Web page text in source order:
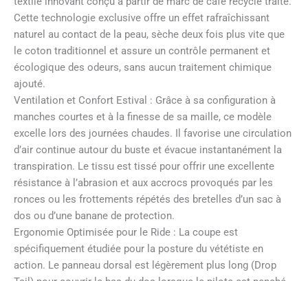
Cette technologie exclusive offre un effet rafraîchissant
naturel au contact de la peau, sèche deux fois plus vite que
le coton traditionnel et assure un contrôle permanent et
écologique des odeurs, sans aucun traitement chimique
ajouté.
Ventilation et Confort Estival : Grâce à sa configuration à
manches courtes et à la finesse de sa maille, ce modèle
excelle lors des journées chaudes. Il favorise une circulation
d’air continue autour du buste et évacue instantanément la
transpiration. Le tissu est tissé pour offrir une excellente
résistance à l’abrasion et aux accrocs provoqués par les
ronces ou les frottements répétés des bretelles d’un sac à
dos ou d’une banane de protection.
Ergonomie Optimisée pour le Ride : La coupe est
spécifiquement étudiée pour la posture du vététiste en
action. Le panneau dorsal est légèrement plus long (Drop